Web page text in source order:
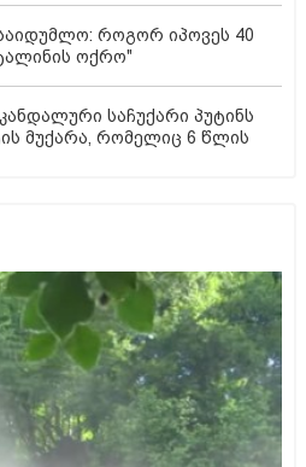
როგორ იპოვეს 40
ოქრო"
საჩუქარი პუტინს
მუქარა, რომელიც 6 წლის